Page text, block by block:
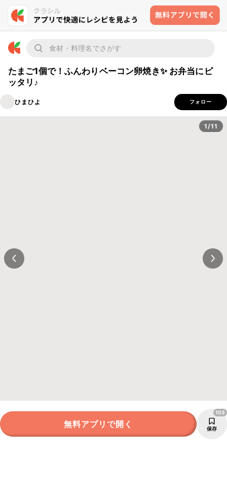
たまご1個で！ふんわりベーコン卵焼き✨ お弁当にピ
ッタリ♪
ひまひよ フォロー
1/11
無料アプリで開く 保存
103